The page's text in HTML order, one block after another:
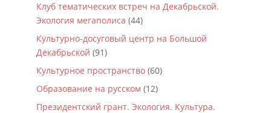
Клуб тематических встреч на Декабрьской.
Экология мегаполиса (44)
Культурно-досуговый центр на Большой
Декабрьской (91)
Культурное пространство(60)
Образование на русском (12)
Президентский грант. Экология. Культура.